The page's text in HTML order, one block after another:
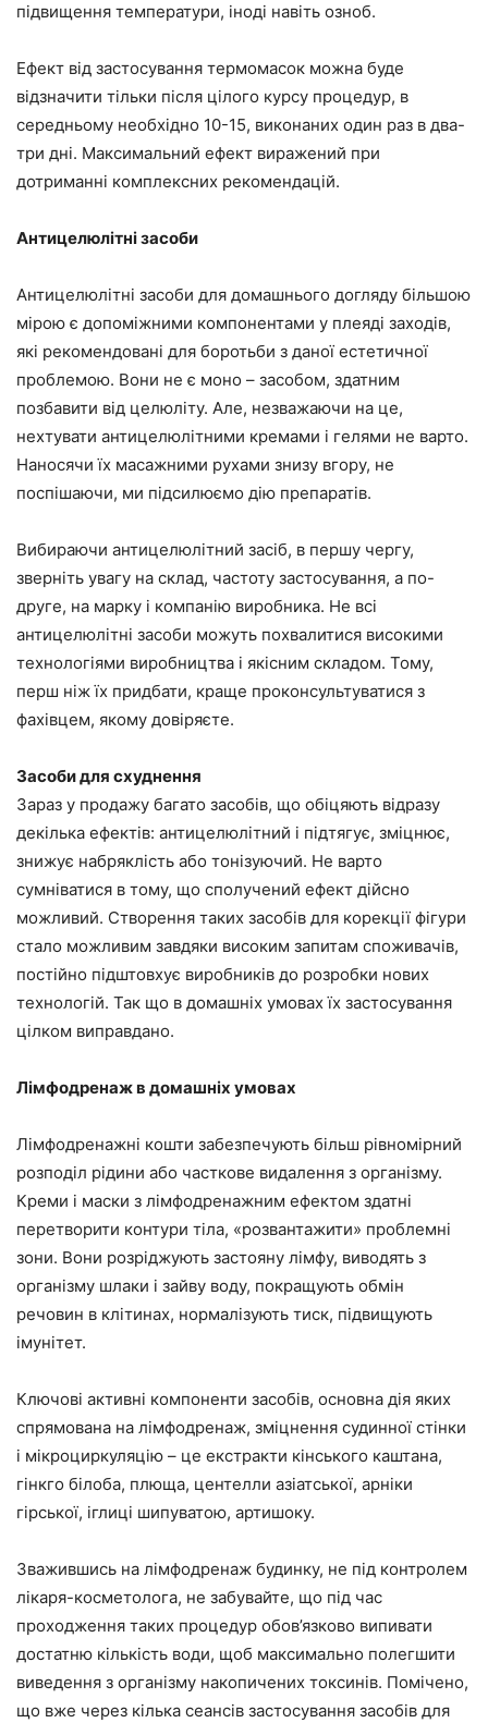
підвищення температури, іноді навіть озноб.
Ефект від застосування термомасок можна буде
відзначити тільки після цілого курсу процедур, в
середньому необхідно 10-15, виконаних один раз в два-
три дні. Максимальний ефект виражений при
дотриманні комплексних рекомендацій.
Антицелюлітні засоби
Антицелюлітні засоби для домашнього догляду більшою
мірою є допоміжними компонентами у плеяді заходів,
які рекомендовані для боротьби з даної естетичної
проблемою. Вони не є моно – засобом, здатним
позбавити від целюліту. Але, незважаючи на це,
нехтувати антицелюлітними кремами і гелями не варто.
Наносячи їх масажними рухами знизу вгору, не
поспішаючи, ми підсилюємо дію препаратів.
Вибираючи антицелюлітний засіб, в першу чергу,
зверніть увагу на склад, частоту застосування, а по-
друге, на марку і компанію виробника. Не всі
антицелюлітні засоби можуть похвалитися високими
технологіями виробництва і якісним складом. Тому,
перш ніж їх придбати, краще проконсультуватися з
фахівцем, якому довіряєте.
Засоби для схуднення
Зараз у продажу багато засобів, що обіцяють відразу
декілька ефектів: антицелюлітний і підтягує, зміцнює,
знижує набряклість або тонізуючий. Не варто
сумніватися в тому, що сполучений ефект дійсно
можливий. Створення таких засобів для корекції фігури
стало можливим завдяки високим запитам споживачів,
постійно підштовхує виробників до розробки нових
технологій. Так що в домашніх умовах їх застосування
цілком виправдано.
Лімфодренаж в домашніх умовах
Лімфодренажні кошти забезпечують більш рівномірний
розподіл рідини або часткове видалення з організму.
Креми і маски з лімфодренажним ефектом здатні
перетворити контури тіла, «розвантажити» проблемні
зони. Вони розріджують застояну лімфу, виводять з
організму шлаки і зайву воду, покращують обмін
речовин в клітинах, нормалізують тиск, підвищують
імунітет.
Ключові активні компоненти засобів, основна дія яких
спрямована на лімфодренаж, зміцнення судинної стінки
і мікроциркуляцію – це екстракти кінського каштана,
гінкго білоба, плюща, центелли азіатської, арніки
гірської, іглиці шипуватою, артишоку.
Зважившись на лімфодренаж будинку, не під контролем
лікаря-косметолога, не забувайте, що під час
проходження таких процедур обов’язково випивати
достатню кількість води, щоб максимально полегшити
виведення з організму накопичених токсинів. Помічено,
що вже через кілька сеансів застосування засобів для